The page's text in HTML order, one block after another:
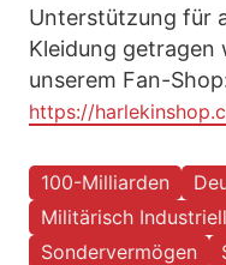
Unterstützung für
Kleidung getragen
unserem Fan-
https://
100-Milliarden
Militärisch
Sondervermögen